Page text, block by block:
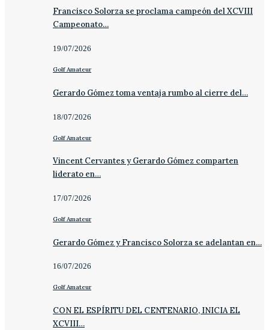
Francisco Solorza se proclama campeón del XCVIII
Campeonato…
19/07/2026
Golf Amateur
Gerardo Gómez toma ventaja rumbo al cierre del…
18/07/2026
Golf Amateur
Vincent Cervantes y Gerardo Gómez comparten
liderato en…
17/07/2026
Golf Amateur
Gerardo Gómez y Francisco Solorza se adelantan en…
16/07/2026
Golf Amateur
CON EL ESPÍRITU DEL CENTENARIO, INICIA EL
XCVIII…